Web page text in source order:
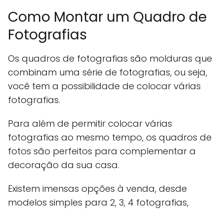
Como Montar um Quadro de
Fotografias
Os quadros de fotografias são molduras que
combinam uma série de fotografias, ou seja,
você tem a possibilidade de colocar várias
fotografias.
Para além de permitir colocar várias
fotografias ao mesmo tempo, os quadros de
fotos são perfeitos para complementar a
decoração da sua casa.
Existem imensas opções à venda, desde
modelos simples para 2, 3, 4 fotografias,